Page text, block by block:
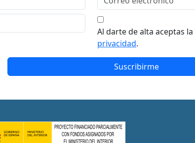
Al darte de alta aceptas la
privacidad.
Suscribirme